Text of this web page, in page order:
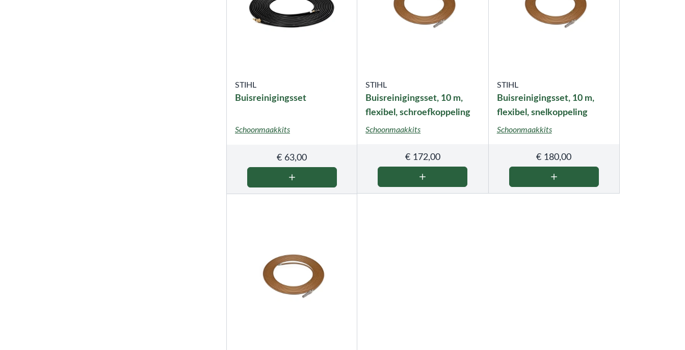
STIHL
Buisreinigingsset
Schoonmaakkits
€ 63,00
STIHL
Buisreinigingsset, 10 m,
flexibel, schroefkoppeling
Schoonmaakkits
€172,00
STIHL
Buisreinigingsset, 10 m,
flexibel, snelkoppeling
Schoonmaakkits
€ 180,00